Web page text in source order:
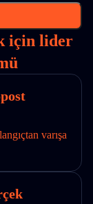
için lider
varışa